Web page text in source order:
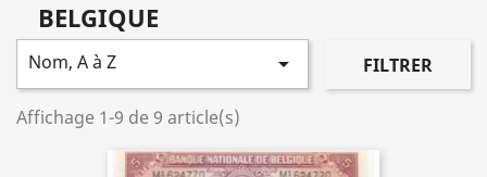
BELGIQUE
Nom, A à Z  FILTRER
Affichage 1-9 de 9 article(s)